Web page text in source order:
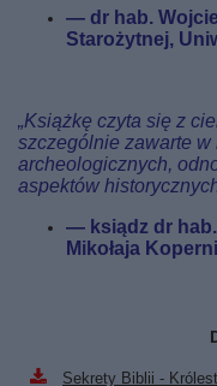
— dr hab.
Starożytnej,
„Książkę czyta się z
szczególnie zawarte
archeologicznych,
aspektów
— ksiądz dr hab.
Mikołaja
Sekrety Biblii -